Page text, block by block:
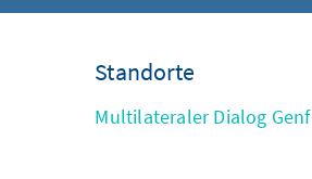
Standorte
Multilateraler Dialog Genf